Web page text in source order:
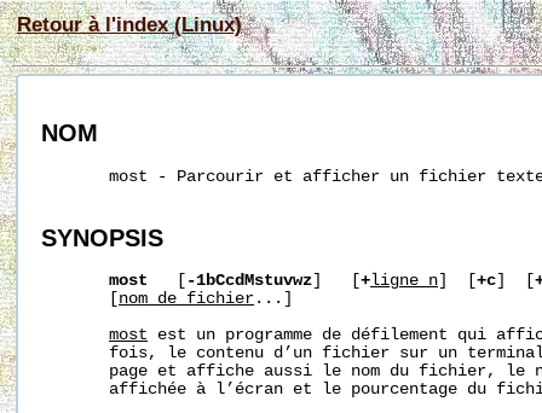
Retour à l'index (Linux)
NOM
most - Parcourir et afficher un fichier
SYNOPSIS
most -1bCcdMstuvwz + ligne_n +c
nom_de_fichier ...]
most est un programme de défilement qui
fois, le contenu d’un fichier sur un
page et affiche aussi le nom du fichier, le
affichée à l’écran et le pourcentage du